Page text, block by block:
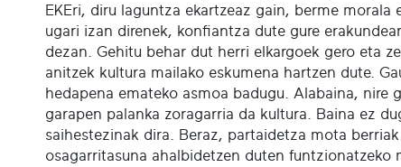
EKEri, diru laguntza ekartzeaz gain, berme
ugari izan direnek, konfiantza dute gure
dezan. Gehitu behar dut herri elkargoek gero eta
anitzek kultura mailako eskumena hartzen dute.
hedapena emateko asmoa badugu. Alabaina,
garapen palanka zoragarria da kultura. Baina ez
saihestezinak dira. Beraz, partaidetza mota
osagarritasuna ahalbidetzen duten funtzionatzeko